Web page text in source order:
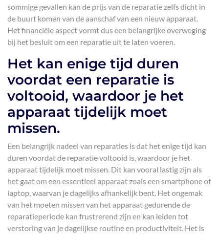
sommige gevallen kan de prijs van de reparatie zelfs dicht in
de buurt komen van de aanschaf van een nieuw apparaat.
Het financiële aspect vormt dus een belangrijke overweging
bij het besluit om een reparatie uit te laten voeren.
Het kan enige tijd duren
voordat een reparatie is
voltooid, waardoor je het
apparaat tijdelijk moet
missen.
Een belangrijk nadeel van reparaties is dat het enige tijd kan
duren voordat de reparatie voltooid is, waardoor je het
apparaat tijdelijk moet missen. Dit kan vooral lastig zijn als
het gaat om een essentieel apparaat zoals een smartphone of
laptop, waarvan je dagelijks afhankelijk bent. Het ongemak
van het moeten missen van het apparaat gedurende de
reparatieperiode kan frustrerend zijn en kan leiden tot
verstoring van je dagelijkse routine en productiviteit. Het is